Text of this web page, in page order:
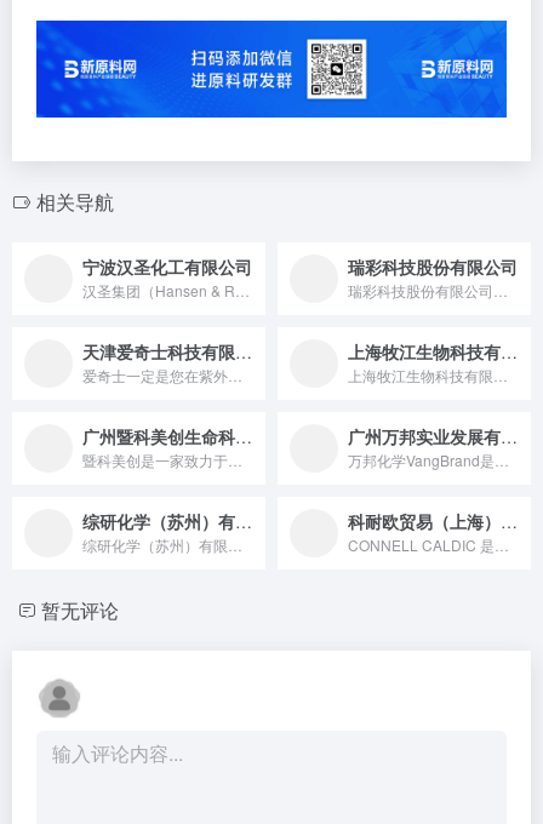
相关导航
宁波汉圣化工有限公司
汉圣集团（Hansen & Rosenthal，简称...
瑞彩科技股份有限公司
瑞彩科技股份有限公司是一家专业致力于珠光材料的研发、生产、销...
天津爱奇士科技有限公司
爱奇士一定是您在紫外线防护行业的首选伙伴。作为一家快速发展的...
上海牧江生物科技有限公司
上海牧江生物科技有限公司自2019年创立以来，始终专注于功效...
广州暨科美创生命科学有限公司
暨科美创是一家致力于为美妆个护企业提供前沿科技和创新产品的原...
广州万邦实业发展有限公司
万邦化学VangBrand是一家专业原料公司，我们近3年业绩...
综研化学（苏州）有限公司
综研化学（苏州）有限公司是日本"综研化学株式会社"在中国的第...
科耐欧贸易（上海）有限公司
CONNELL CALDIC 是亚太区知名的特种化学品的分销...
暂无评论